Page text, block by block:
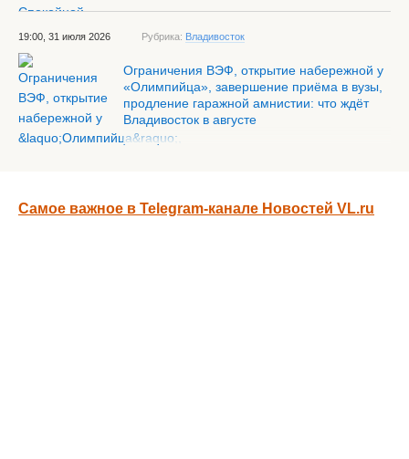
19:00, 31 июля 2026 Рубрика: Владивосток
Ограничения ВЭФ, открытие набережной у
«Олимпийца», завершение приёма в вузы,
продление гаражной амнистии: что ждёт
Владивосток в августе
Самое важное в Telegram-канале Новостей VL.ru